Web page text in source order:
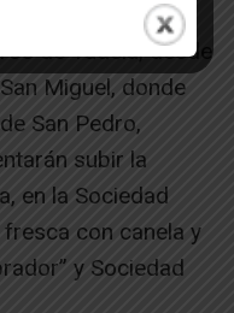
Comparsa
de Tudela, desde
Miguel, donde
San Pedro,
subir la
en la Sociedad
con canela y
y Sociedad